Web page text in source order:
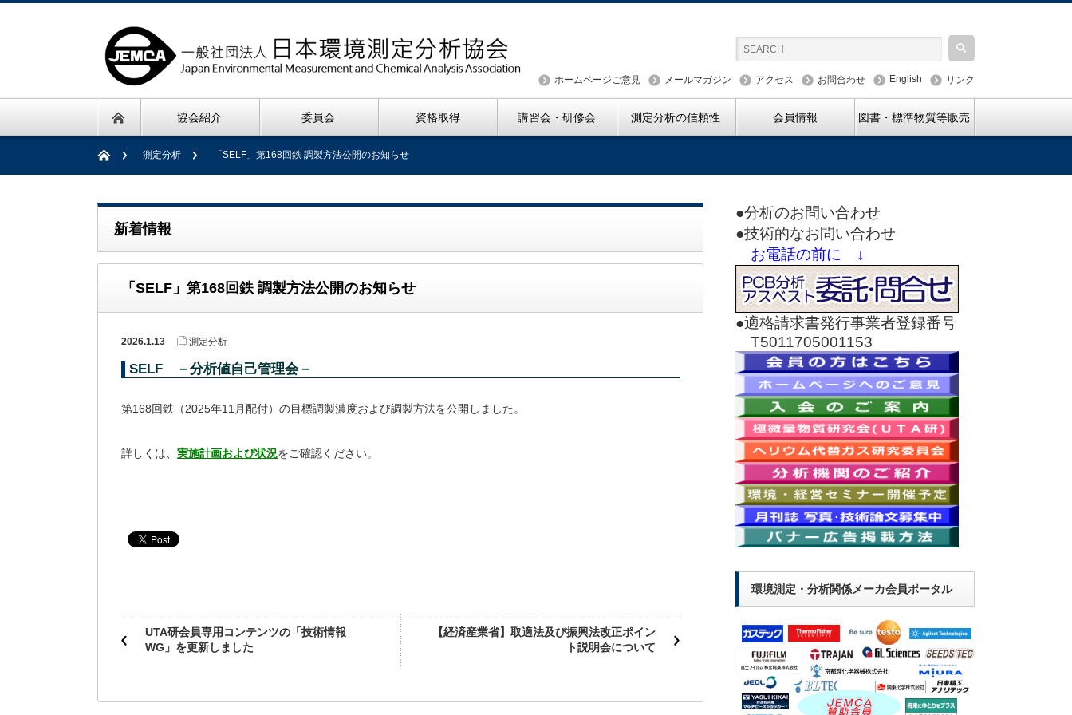
ホームページご意見 メールマガジン アクセス お問合わせ English リンク
協会紹介 委員会 資格取得 講習会・研修会 測定分析の信頼性 会員情報 図書・標準物質等販売
測定分析 「SELF」第168回鉄 調製方法公開のお知らせ
新着情報
「SELF」第168回鉄 調製方法公開のお知らせ
2026.1.13 測定分析
SELF －分析値自己管理会－
第168回鉄（2025年11月配付）の目標調製濃度および調製方法を公開しました。
詳しくは、 実施計画および状況をご確認ください。
UTA研会員専用コンテンツの「技術情報
WG」を更新しました
【経済産業省】取適法及び振興法改正ポイン
ト説明会について
●分析のお問い合わせ
●技術的なお問い合わせ
お電話の前に ↓
●適格請求書発行事業者登録番号
T5011705001153
環境測定・分析関係メーカ会員ポータル